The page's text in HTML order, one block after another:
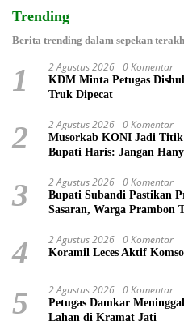
Trending
Berita trending dalam sepekan
1 2 Agustus 2026 0 Komentar
KDM Minta Petugas
Truk Dipecat
2 2 Agustus 2026 0 Komentar
Musorkab KONI Jadi
Bupati Haris: Jangan
3 2 Agustus 2026 0 Komentar
Bupati Subandi Pastikan
Sasaran, Warga Prambon
4 2 Agustus 2026 0 Komentar
Koramil Leces Aktif
5 2 Agustus 2026 0 Komentar
Petugas Damkar
Lahan di Kramat Jati